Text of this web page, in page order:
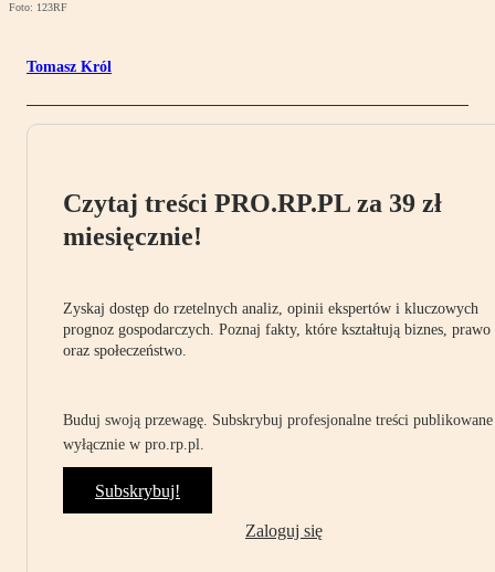
Foto: 123RF
Tomasz Król
Czytaj treści PRO.RP.PL za 39 zł
miesięcznie!
Zyskaj dostęp do rzetelnych analiz, opinii ekspertów i kluczowych
prognoz gospodarczych. Poznaj fakty, które kształtują biznes, prawo
oraz społeczeństwo.
Buduj swoją przewagę. Subskrybuj profesjonalne treści publikowane
wyłącznie w pro.rp.pl.
Subskrybuj!
Zaloguj się